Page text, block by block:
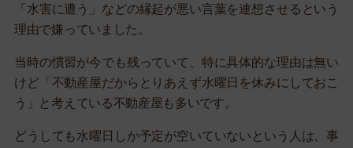
「水害に遭う」などの縁起が悪い言葉を連想させるという
理由で嫌っていました。
当時の慣習が今でも残っていて、特に具体的な理由は無い
けど「不動産屋だからとりあえず水曜日を休みにしておこ
う」と考えている不動産屋も多いです。
どうしても水曜日しか予定が空いていないという人は、事